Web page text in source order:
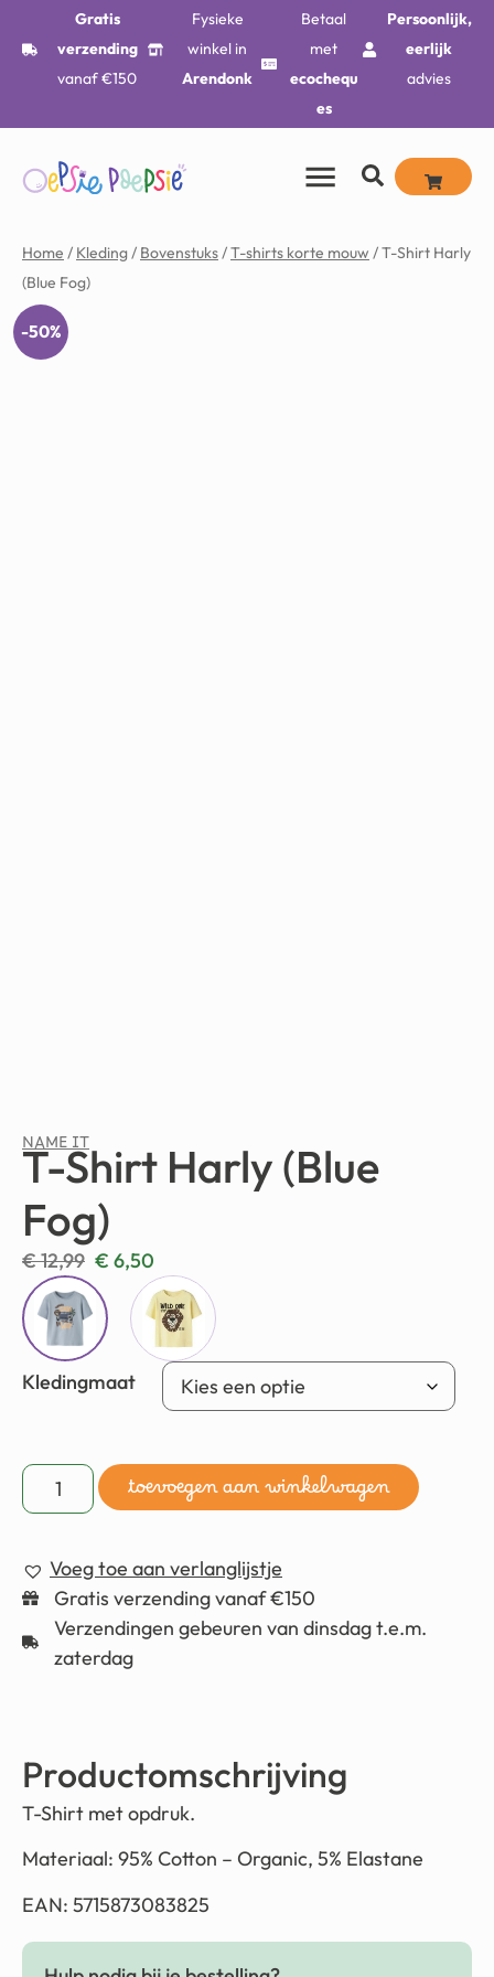
Gratis
verzending
vanaf €150
Fysieke
winkel in
Arendonk
Betaal
met
ecochequ
es
Persoonlijk,
eerlijk
advies
Home / Kleding/ Bovenstuks/T-shirts korte mouw / T-Shirt Harly
(Blue Fog)
-50%
NAME IT
T-Shirt Harly (Blue
Fog)
€12,99 € 6,50
Kledingmaat
toevoegen aan winkelwagen
Voeg toe aan verlanglijstje
Gratis verzending vanaf €150
Verzendingen gebeuren van dinsdag t.e.m.
zaterdag
Productomschrijving
T-Shirt met opdruk.
Materiaal: 95% Cotton – Organic, 5% Elastane
EAN: 5715873083825